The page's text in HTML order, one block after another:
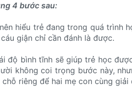
4 bước sau:
hiểu trẻ đang trong quá trình
giận chỉ cần đánh là được.
độ bình tĩnh sẽ giúp trẻ học
không coi trọng bước này,
riêng để hai mẹ con cùng giải